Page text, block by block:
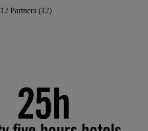
12 Partners (12)